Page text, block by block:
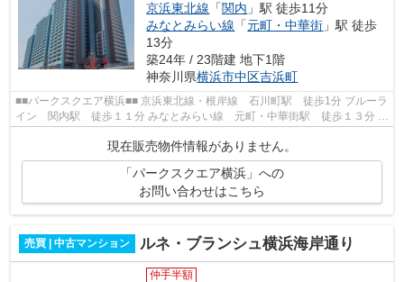
京浜東北線 「関内 」駅 徒歩11分
みなとみらい線 「元町・中華街 」駅 徒歩
13分
築24年 / 23階建 地下1階
神奈川県横浜市中区吉浜町
■■パークスクエア横浜■■ 京浜東北線・根岸線 石川町駅 徒歩1分 ブルーラ
イン 関内駅 徒歩１１分 みなとみらい線 元町・中華街駅 徒歩１３分 総
現在販売物件情報がありません。
「パークスクエア横浜」への
お問い合わせはこちら
売買 | 中古マンション ルネ・ブランシュ横浜海岸通り
仲手半額